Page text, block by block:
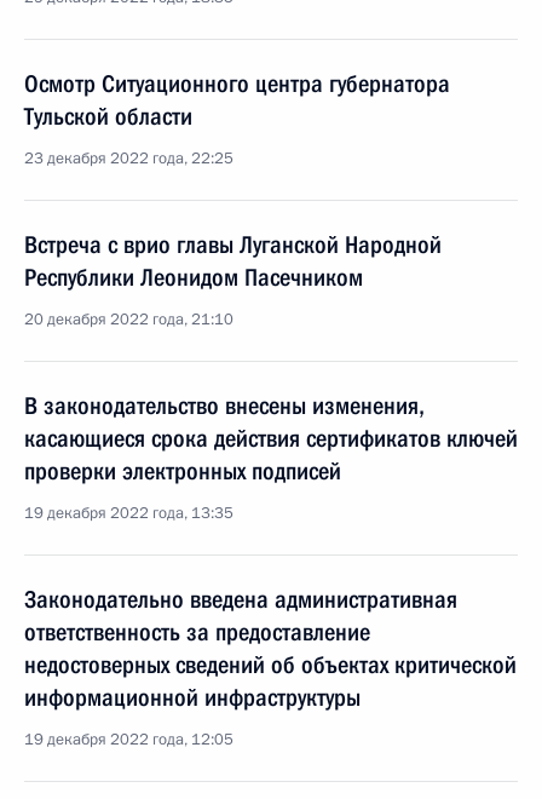
Осмотр Ситуационного центра губернатора
Тульской области
23 декабря 2022 года, 22:25
Встреча с врио главы Луганской Народной
Республики Леонидом Пасечником
20 декабря 2022 года, 21:10
В законодательство внесены изменения,
касающиеся срока действия сертификатов ключей
проверки электронных подписей
19 декабря 2022 года, 13:35
Законодательно введена административная
ответственность за предоставление
недостоверных сведений об объектах критической
информационной инфраструктуры
19 декабря 2022 года, 12:05